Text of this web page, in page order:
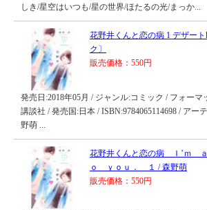
しき/星空はいつも/星の世界/ほたるの光/まっか...
花野井くんと恋の病 1 デザー
ク〕
販売価格：550円
発売日:2018年05月 / ジャンル:コミック / フォーマ
講談社 / 発売国:日本 / ISBN:9784065114698 / アー
野萌 ...
花野井くんと恋の病 Ｉ’ｍ
ｏ ｙｏｕ． １ / 森野萌
販売価格：550円